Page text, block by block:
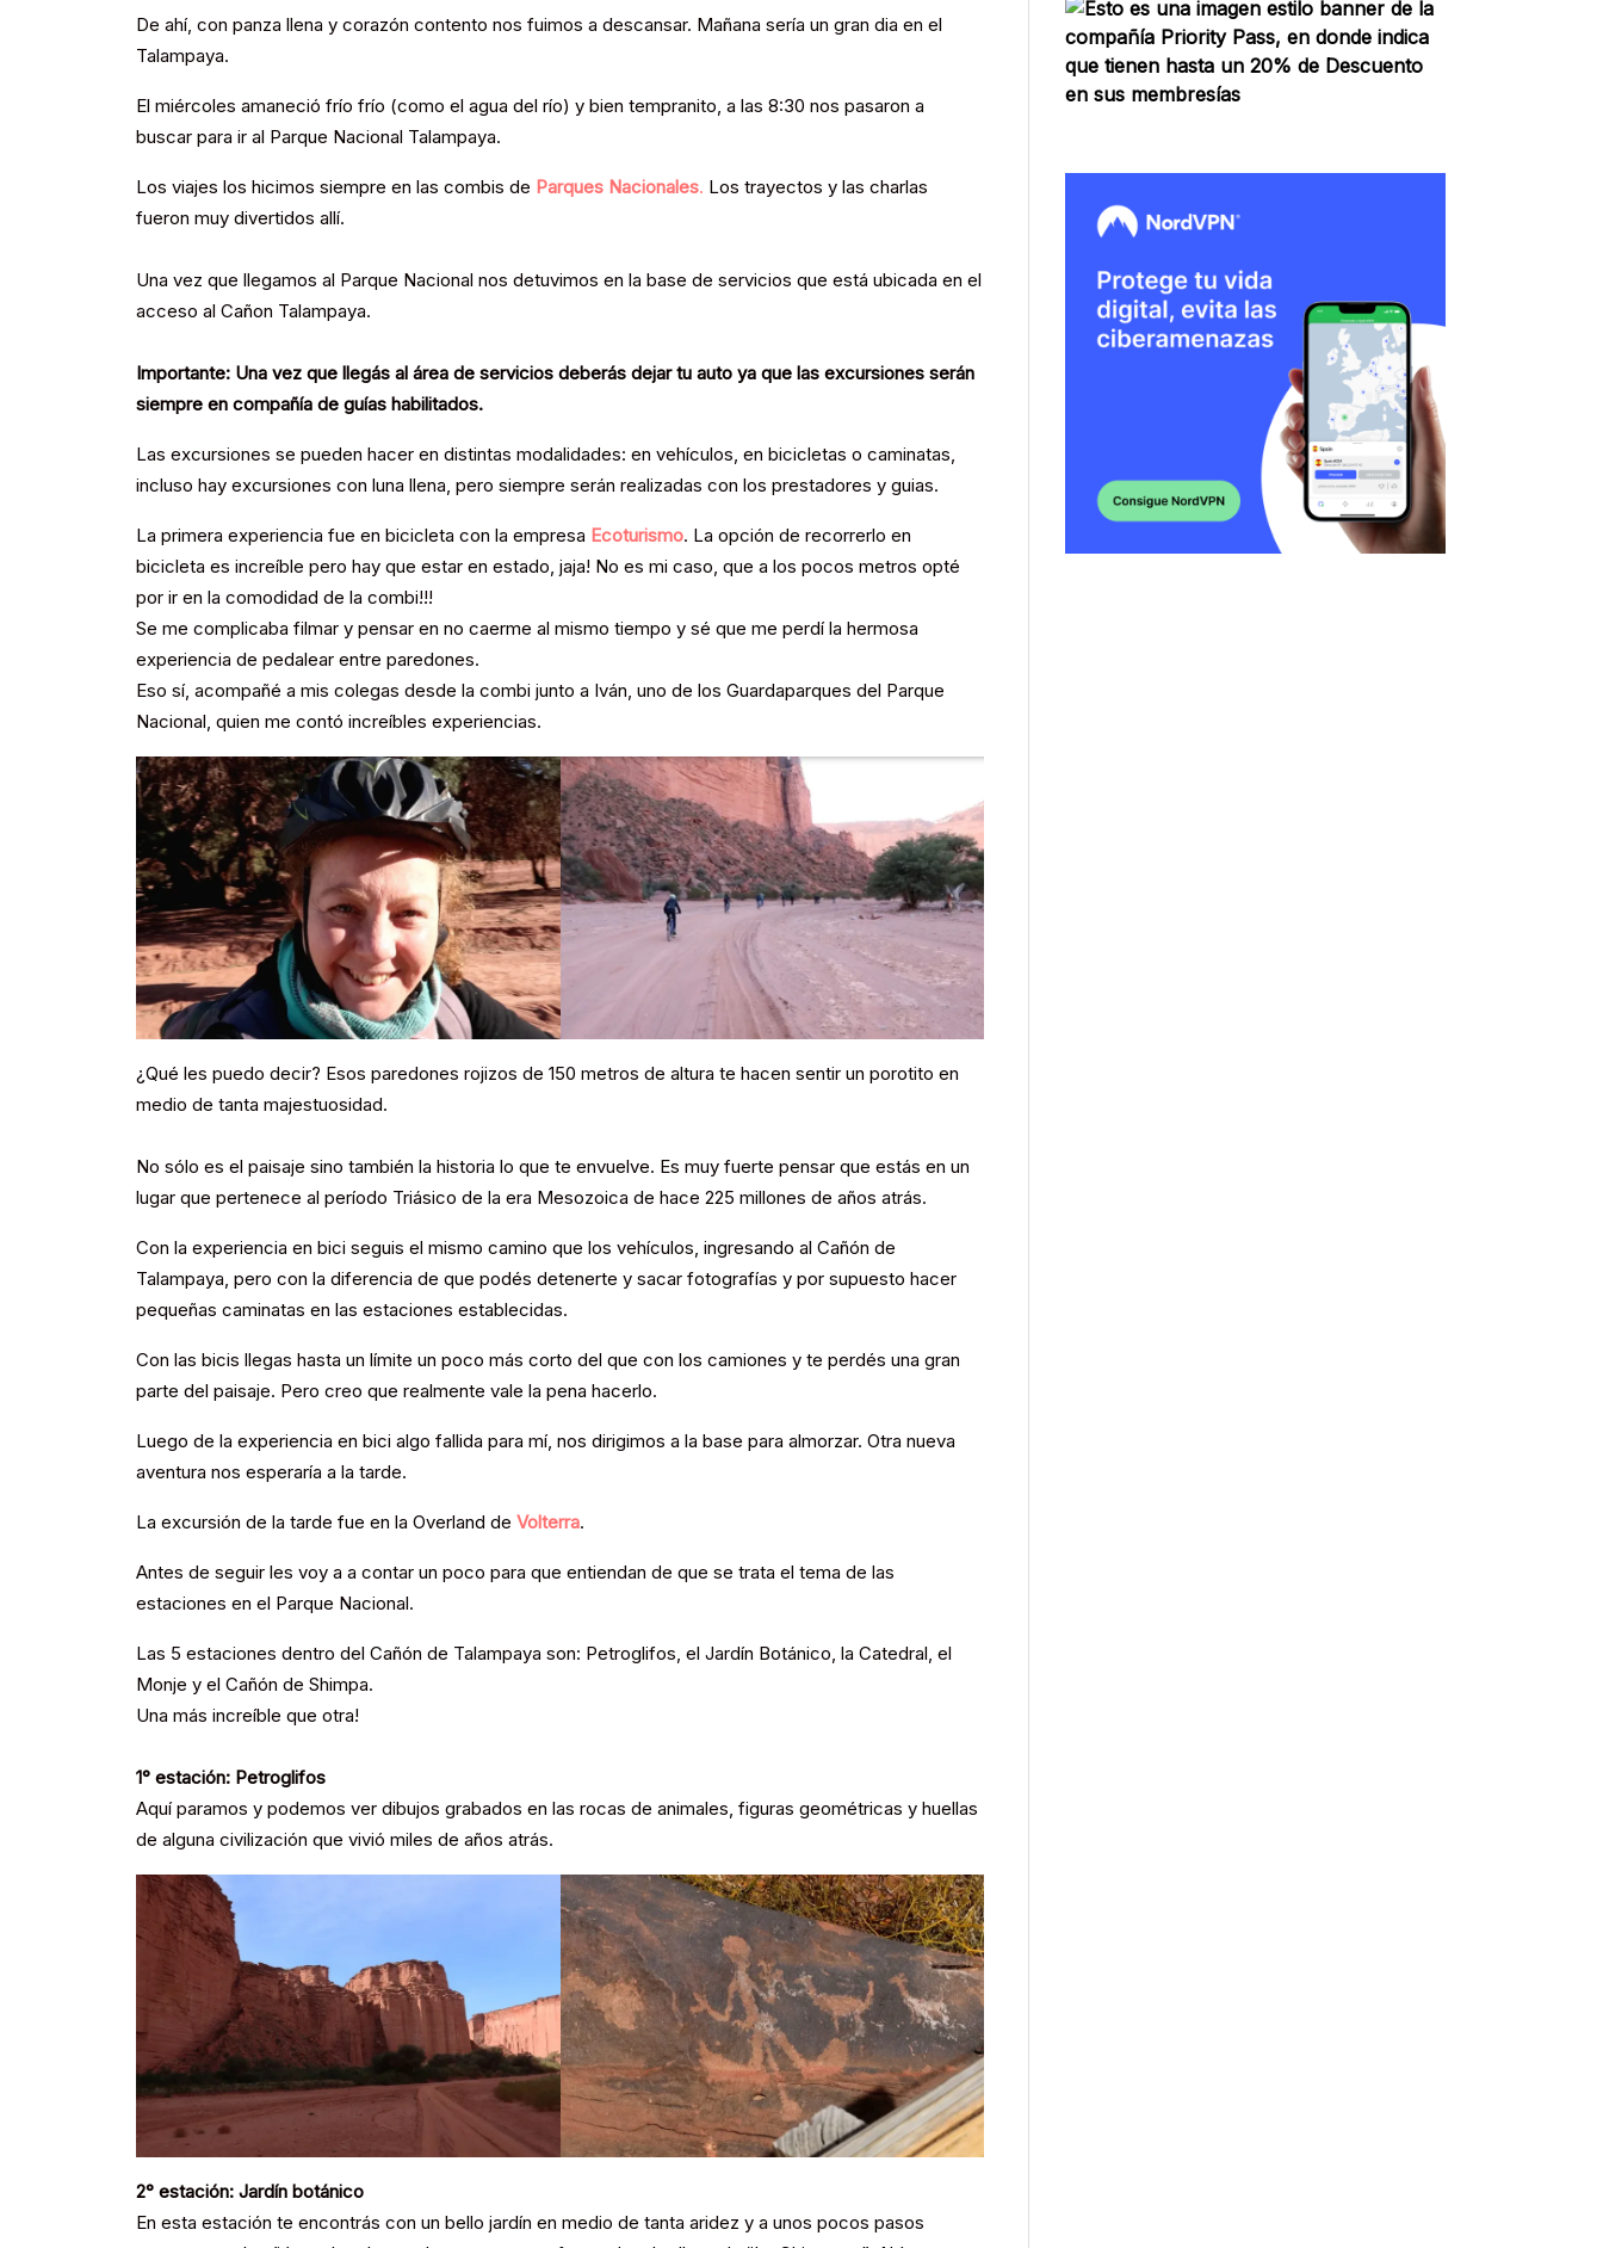
De ahí, con panza llena y corazón contento nos fuimos a descansar. Mañana sería un gran dia en el
Talampaya.
El miércoles amaneció frío frío (como el agua del río) y bien tempranito, a las 8:30 nos pasaron a
buscar para ir al Parque Nacional Talampaya.
Los viajes los hicimos siempre en las combis de Parques Nacionales. Los trayectos y las charlas
fueron muy divertidos allí.
Una vez que llegamos al Parque Nacional nos detuvimos en la base de servicios que está ubicada en el
acceso al Cañon Talampaya.
Importante: Una vez que llegás al área de servicios deberás dejar tu auto ya que las excursiones serán
siempre en compañía de guías habilitados.
Las excursiones se pueden hacer en distintas modalidades: en vehículos, en bicicletas o caminatas,
incluso hay excursiones con luna llena, pero siempre serán realizadas con los prestadores y guias.
La primera experiencia fue en bicicleta con la empresa Ecoturismo. La opción de recorrerlo en
bicicleta es increíble pero hay que estar en estado, jaja! No es mi caso, que a los pocos metros opté
por ir en la comodidad de la combi!!!
Se me complicaba filmar y pensar en no caerme al mismo tiempo y sé que me perdí la hermosa
experiencia de pedalear entre paredones.
Eso sí, acompañé a mis colegas desde la combi junto a Iván, uno de los Guardaparques del Parque
Nacional, quien me contó increíbles experiencias.
¿Qué les puedo decir? Esos paredones rojizos de 150 metros de altura te hacen sentir un porotito en
medio de tanta majestuosidad.
No sólo es el paisaje sino también la historia lo que te envuelve. Es muy fuerte pensar que estás en un
lugar que pertenece al período Triásico de la era Mesozoica de hace 225 millones de años atrás.
Con la experiencia en bici seguis el mismo camino que los vehículos, ingresando al Cañón de
Talampaya, pero con la diferencia de que podés detenerte y sacar fotografías y por supuesto hacer
pequeñas caminatas en las estaciones establecidas.
Con las bicis llegas hasta un límite un poco más corto del que con los camiones y te perdés una gran
parte del paisaje. Pero creo que realmente vale la pena hacerlo.
Luego de la experiencia en bici algo fallida para mí, nos dirigimos a la base para almorzar. Otra nueva
aventura nos esperaría a la tarde.
La excursión de la tarde fue en la Overland de Volterra.
Antes de seguir les voy a a contar un poco para que entiendan de que se trata el tema de las
estaciones en el Parque Nacional.
Las 5 estaciones dentro del Cañón de Talampaya son: Petroglifos, el Jardín Botánico, la Catedral, el
Monje y el Cañón de Shimpa.
Una más increíble que otra!
1° estación: Petroglifos
Aquí paramos y podemos ver dibujos grabados en las rocas de animales, figuras geométricas y huellas
de alguna civilización que vivió miles de años atrás.
2° estación: Jardín botánico
En esta estación te encontrás con un bello jardín en medio de tanta aridez y a unos pocos pasos